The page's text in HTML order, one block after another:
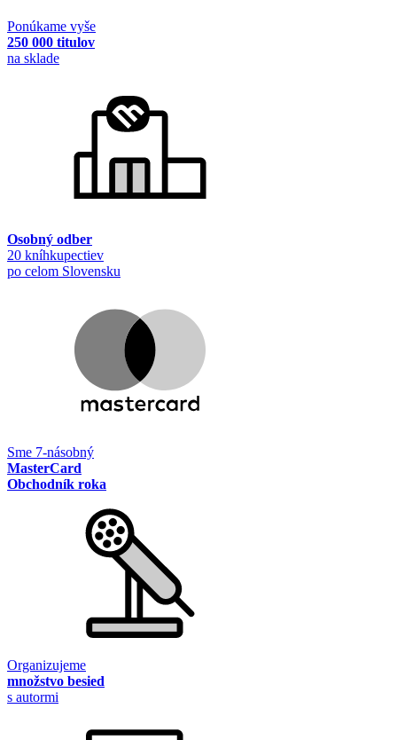
Ponúkame vyše
250 000 titulov
na sklade
Osobný odber
20 kníhkupectiev
po celom Slovensku
Sme 7-násobný
MasterCard
Obchodník roka
Organizujeme
množstvo besied
s autormi